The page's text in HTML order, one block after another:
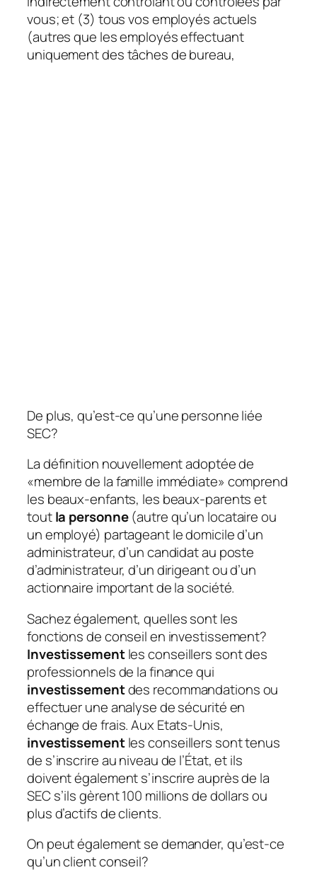
vous; et (3) tous vos employés actuels
(autres que les employés effectuant
uniquement des tâches de bureau,
De plus, qu’est-ce qu’une personne liée
SEC?
La définition nouvellement adoptée de
«membre de la famille immédiate» comprend
les beaux-enfants, les beaux-parents et
toutla personne(autre qu’un locataire ou
un employé) partageant le domicile d’un
administrateur, d’un candidat au poste
d’administrateur, d’un dirigeant ou d’un
actionnaire important de la société.
Sachez également, quelles sont les
fonctions de conseil en investissement?
Investissementles conseillers sont des
professionnels de la finance qui
investissementdes recommandations ou
effectuer une analyse de sécurité en
échange de frais. Aux Etats-Unis,
investissementles conseillers sont tenus
de s’inscrire au niveau de l’État, et ils
doivent également s’inscrire auprès de la
SEC s’ils gèrent 100 millions de dollars ou
plus d’actifs de clients.
On peut également se demander, qu’est-ce
qu’un client conseil?